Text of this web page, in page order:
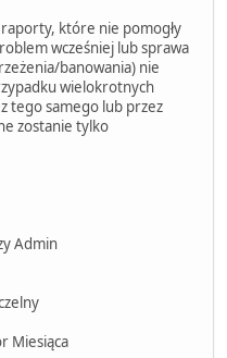
które nie pomogły
wcześniej lub sprawa
banowania) nie
wielokrotnych
tego samego lub przez
zostanie tylko
Admin
Miesiąca